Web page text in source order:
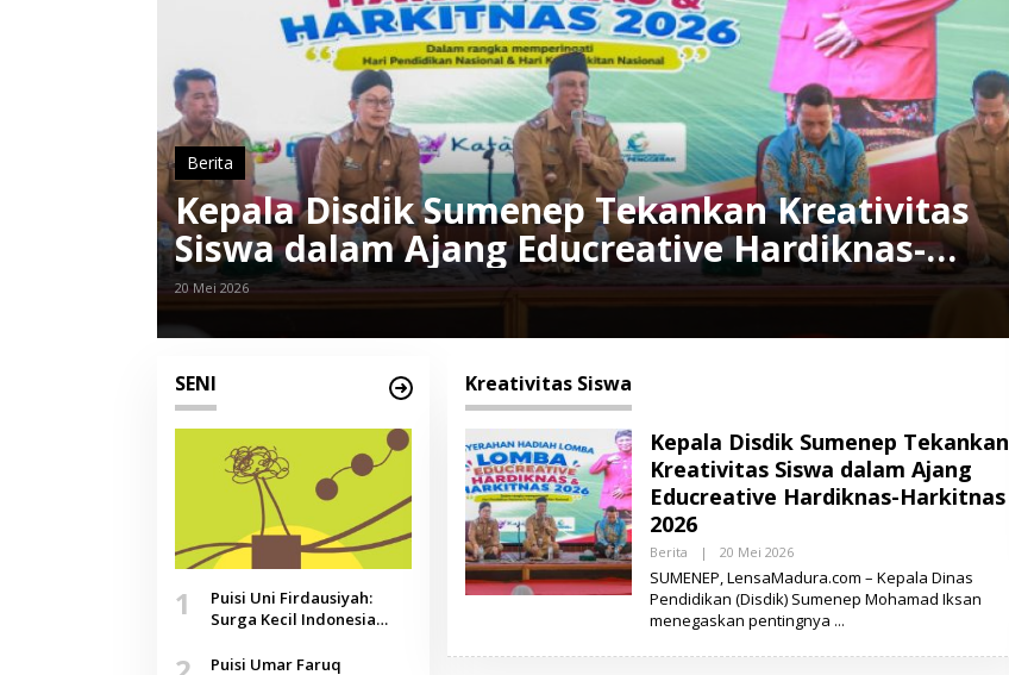
Berita
Kepala Disdik Sumenep Tekankan Kreativitas
Siswa dalam Ajang Educreative Hardiknas-
Harkitnas 2026
20 Mei 2026
SENI
1
Puisi Uni Firdausiyah:
Surga Kecil Indonesia
Doa yang Jauh, Narasi
Puisi Umar Faruq
Kreativitas Siswa
Kepala Disdik Sumenep Tekankan
Kreativitas Siswa dalam Ajang
Educreative Hardiknas-Harkitnas
2026
Berita | 20 Mei 2026O
E
H
L
E
SUMENEP, LensaMadura.com – Kepala Dinas
Pendidikan (Disdik) Sumenep Mohamad Iksan
menegaskan pentingnya